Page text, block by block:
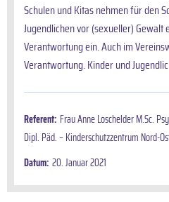
Schulen und Kitas nehmen für den
Jugendlichen vor (sexueller) Gewalt
Verantwortung ein. Auch im
Verantwortung. Kinder und
Referent: Frau Anne Loschelder M.Sc.
Dipl. Päd. – Kinderschutzzentrum Nord-
Datum: 20. Januar 2021